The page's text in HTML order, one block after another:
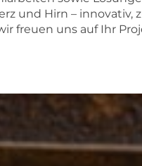
und Hirn – innovativ,
freuen uns auf Ihr